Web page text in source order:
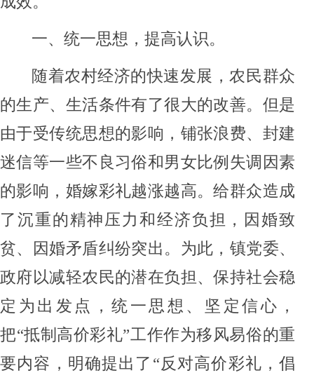
一、 统一思想，提高认识。
随着农村经济的快速发展，农民群众
的生产、生活条件有了很大的改善。但是
由于受传统思想的影响，铺张浪费、封建
迷信等一些不良习俗和男女比例失调因素
的影响 ， 婚嫁彩礼越涨越高。给群众造成
了沉重的精神压力和经济负担， 因婚致
贫、因婚矛盾纠纷突出。为此， 镇党委、
政府以减轻农民的潜在负担、保持社会稳
定为 出发 点，统一思想、坚定信心，
把“抵制高价彩礼”工作作为移风易俗的重
要内容，明确提出了 “反对高价彩礼 ，倡